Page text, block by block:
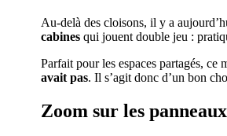
Au-delà des cloisons, il y a
cabines qui jouent double jeu :
Parfait pour les espaces partagés,
avait pas. Il s’agit donc d’un bon
Zoom sur les